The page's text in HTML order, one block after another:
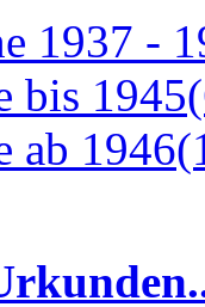
1937 -
bis 1945
ab 1946